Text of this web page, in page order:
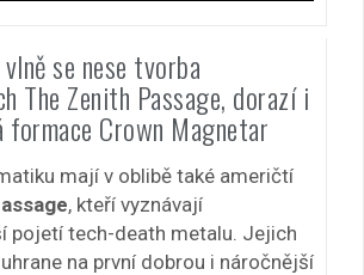
se nese tvorba
The Zenith Passage, dorazí i
formace Crown Magnetar
mají v oblibě také američtí
, kteří vyznávají
pojetí tech-death metalu. Jejich
na první dobrou i náročnější